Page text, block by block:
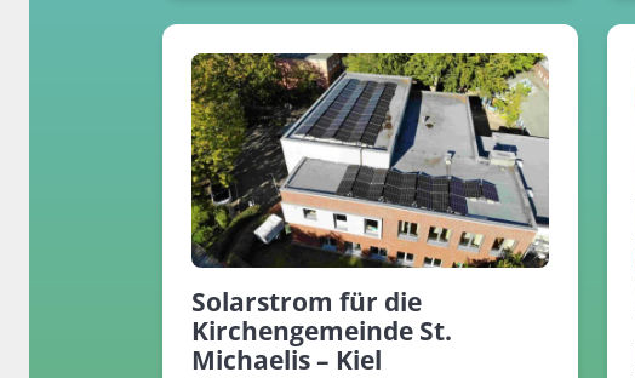
Solarstrom für die
Kirchengemeinde St.
Michaelis – Kiel